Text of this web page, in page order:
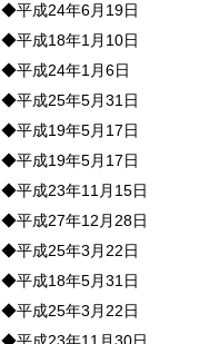
◆平成24年6月19日
◆平成18年1月10日
◆平成24年1月6日
◆平成25年5月31日
◆平成19年5月17日
◆平成19年5月17日
◆平成23年11月15日
◆平成27年12月28日
◆平成25年3月22日
◆平成18年5月31日
◆平成25年3月22日